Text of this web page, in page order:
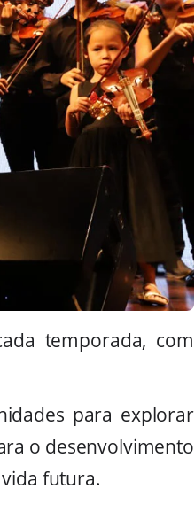
temporada, com
para explorar
o desenvolvimento
futura.